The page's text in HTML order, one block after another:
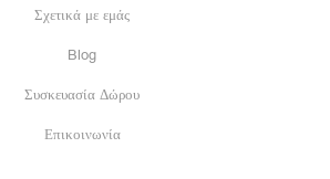
Σχετικά με εμάς
Blog
Συσκευασία Δώρου
Επικοινωνία